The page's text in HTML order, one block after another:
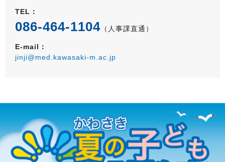
TEL：
086-464-1104 （人事課直通）
E-mail：
jinji@med.kawasaki-m.ac.jp